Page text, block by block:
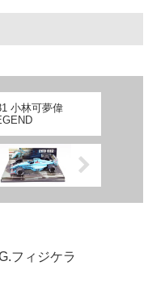
小林可夢偉
フィジケラ